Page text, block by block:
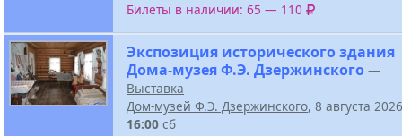
Билеты в наличии: 65 — 110
Экспозиция исторического здания
Дома-музея Ф.Э. Дзержинского —
Выставка
Дом-музей Ф.Э. Дзержинского, 8 августа
16:00 сб